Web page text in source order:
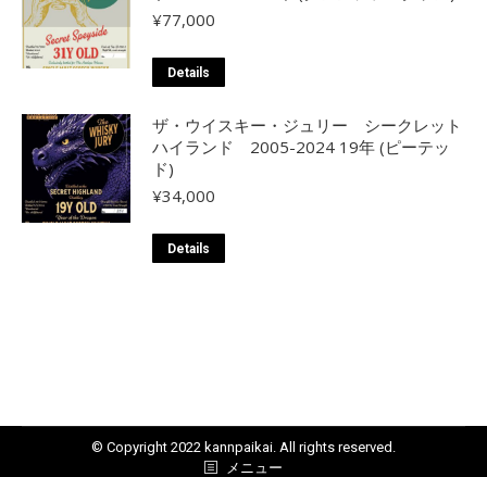
¥77,000
Details
ザ・ウイスキー・ジュリー シークレット
ハイランド 2005-2024 19年 (ピーテッ
ド)
¥34,000
Details
© Copyright 2022 kannpaikai. All rights reserved.
メニュー